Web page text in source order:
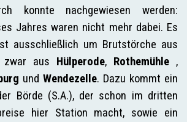
konnte nachgewiesen werden:
Jahres waren nicht mehr dabei. Es
ausschließlich um Brutstörche aus
zwar aus Hülperode, Rothemühle,
und Wendezelle. Dazu kommt ein
Börde (S.A.), der schon im dritten
hier Station macht, sowie ein